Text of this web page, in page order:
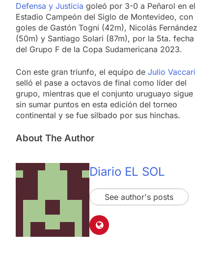
Defensa y Justicia goleó por 3-0 a Peñarol en el
Estadio Campeón del Siglo de Montevideo, con
goles de Gastón Togni (42m), Nicolás Fernández
(50m) y Santiago Solari (87m), por la 5ta. fecha
del Grupo F de la Copa Sudamericana 2023.
Con este gran triunfo, el equipo de Julio Vaccari
selló el pase a octavos de final como líder del
grupo, mientras que el conjunto uruguayo sigue
sin sumar puntos en esta edición del torneo
continental y se fue silbado por sus hinchas.
About The Author
Diario EL SOL
See author's posts